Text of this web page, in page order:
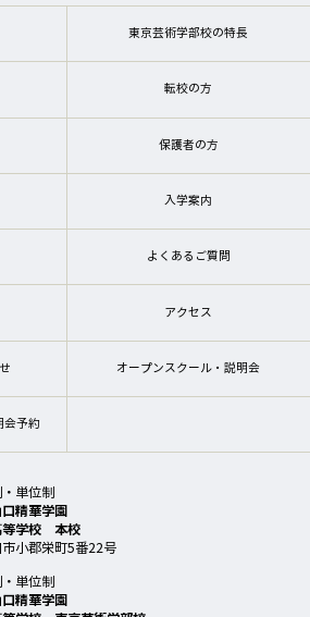
東京芸術学部校の特長
転校の方
保護者の方
入学案内
よくあるご質問
アクセス
オープンスクール・説明会
会予約
単位制
精華学園
等学校 本校
小郡栄町5番22号
単位制
精華学園